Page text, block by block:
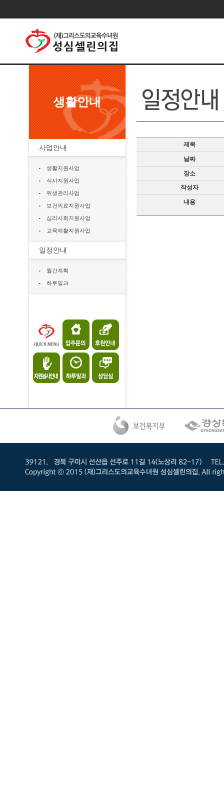
생활안내
사업안내
생활지원사업
식사지원사업
위생관리사업
보건의료지원사업
심리사회지원사업
교육재활지원사업
일정안내
월간계획
하루일과
제목
날짜
장소
작성자
내용